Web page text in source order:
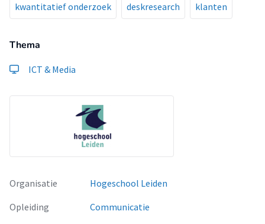
kwantitatief onderzoek deskresearch klanten
Thema
ICT & Media
Organisatie
Hogeschool Leiden
Opleiding
Communicatie